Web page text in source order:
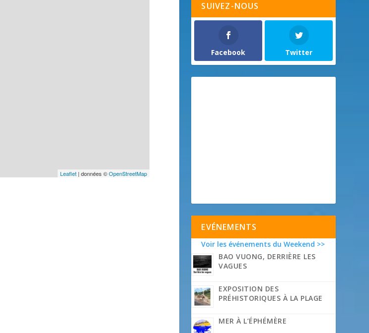
Leaflet | données ©OpenStreetMap
SUIVEZ-NOUS
Facebook Twitter
EVÉNEMENTS
Voir les événements du Weekend >>
BAO VUONG, DERRIÈRE LES
VAGUES
EXPOSITION DES
PRÉHISTORIQUES À LA PLAGE
MER À L’ÉPHÉMÈRE